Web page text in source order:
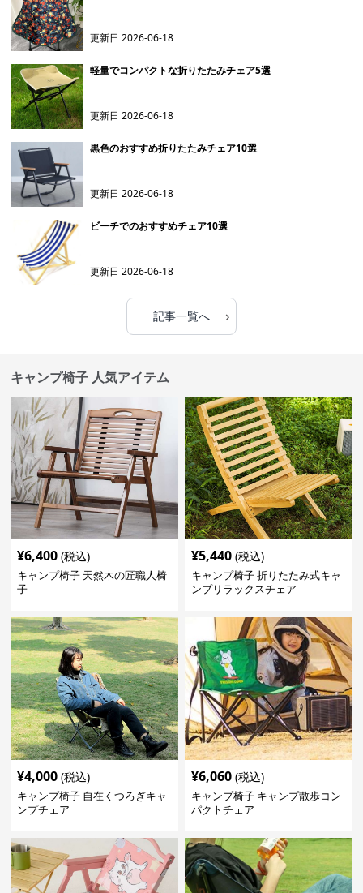
更新日2026-06-18
軽量でコンパクトな折りたたみチェア5選
更新日2026-06-18
黒色のおすすめ折りたたみチェア10選
更新日2026-06-18
ビーチでのおすすめチェア10選
更新日2026-06-18
記事一覧へ ›
キャンプ椅子 人気アイテム
¥6,400 (税込)
キャンプ椅子 天然木の匠職人椅
子
¥5,440 (税込)
キャンプ椅子 折りたたみ式キャ
ンプリラックスチェア
¥4,000 (税込)
キャンプ椅子 自在くつろぎキャ
ンプチェア
¥6,060 (税込)
キャンプ椅子 キャンプ散歩コン
パクトチェア